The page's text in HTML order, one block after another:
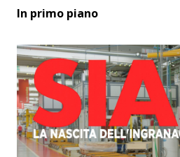
In primo piano